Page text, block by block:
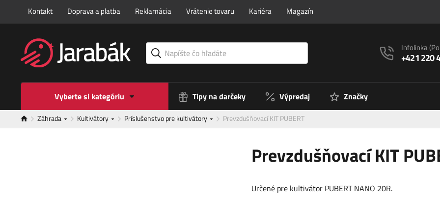
Kontakt Doprava a platba Reklamácia Vrátenie tovaru Kariéra Magazín
Infolinka
+421 220
Vyberte si kategóriu Tipy na darčeky Výpredaj Značky
Záhrada Kultivátory Príslušenstvo pre kultivátory Prevzdušňovací KIT PUBERT
Prevzdušňovací KIT
Určené pre kultivátor PUBERT NANO 20R.